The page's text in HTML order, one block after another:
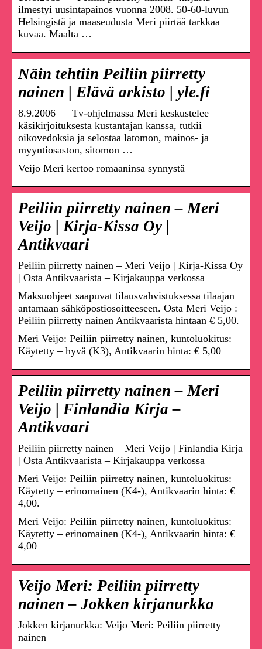
ilmestyi uusintapainos vuonna 2008. 50-60-luvun
Helsingistä ja maaseudusta Meri piirtää tarkkaa
kuvaa. Maalta …
Näin tehtiin Peiliin piirretty
nainen | Elävä arkisto | yle.fi
8.9.2006 — Tv-ohjelmassa Meri keskustelee
käsikirjoituksesta kustantajan kanssa, tutkii
oikovedoksia ja selostaa latomon, mainos- ja
myyntiosaston, sitomon …
Veijo Meri kertoo romaaninsa synnystä
Peiliin piirretty nainen – Meri
Veijo | Kirja-Kissa Oy |
Antikvaari
Peiliin piirretty nainen – Meri Veijo | Kirja-Kissa Oy
| Osta Antikvaarista – Kirjakauppa verkossa
Maksuohjeet saapuvat tilausvahvistuksessa tilaajan
antamaan sähköpostiosoitteeseen. Osta Meri Veijo :
Peiliin piirretty nainen Antikvaarista hintaan € 5,00.
Meri Veijo: Peiliin piirretty nainen, kuntoluokitus:
Käytetty – hyvä (K3), Antikvaarin hinta: € 5,00
Peiliin piirretty nainen – Meri
Veijo | Finlandia Kirja –
Antikvaari
Peiliin piirretty nainen – Meri Veijo | Finlandia Kirja
| Osta Antikvaarista – Kirjakauppa verkossa
Meri Veijo: Peiliin piirretty nainen, kuntoluokitus:
Käytetty – erinomainen (K4-), Antikvaarin hinta: €
4,00.
Meri Veijo: Peiliin piirretty nainen, kuntoluokitus:
Käytetty – erinomainen (K4-), Antikvaarin hinta: €
4,00
Veijo Meri: Peiliin piirretty
nainen – Jokken kirjanurkka
Jokken kirjanurkka: Veijo Meri: Peiliin piirretty
nainen